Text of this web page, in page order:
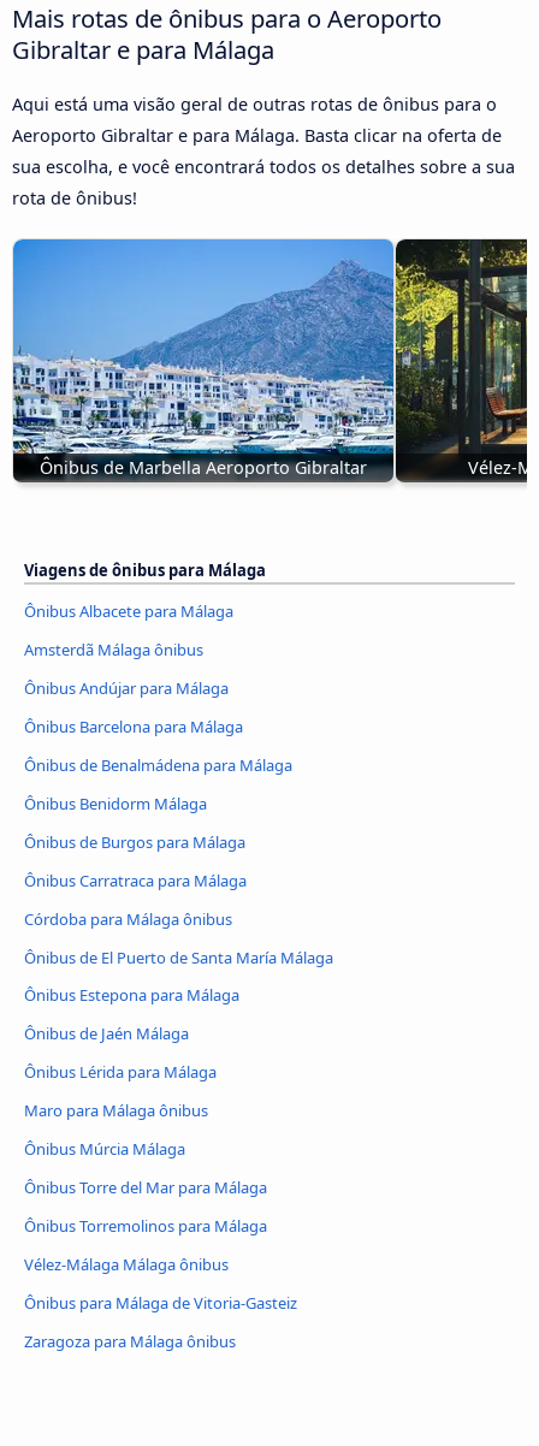
Mais rotas de ônibus para o Aeroporto
Gibraltar e para Málaga
Aqui está uma visão geral de outras rotas de ônibus para o
Aeroporto Gibraltar e para Málaga. Basta clicar na oferta de
sua escolha, e você encontrará todos os detalhes sobre a sua
rota de ônibus!
Ônibus de Marbella Aeroporto Gibraltar Vélez-
Viagens de ônibus para Málaga
Ônibus Albacete para Málaga
Amsterdã Málaga ônibus
Ônibus Andújar para Málaga
Ônibus Barcelona para Málaga
Ônibus de Benalmádena para Málaga
Ônibus Benidorm Málaga
Ônibus de Burgos para Málaga
Ônibus Carratraca para Málaga
Córdoba para Málaga ônibus
Ônibus de El Puerto de Santa María Málaga
Ônibus Estepona para Málaga
Ônibus de Jaén Málaga
Ônibus Lérida para Málaga
Maro para Málaga ônibus
Ônibus Múrcia Málaga
Ônibus Torre del Mar para Málaga
Ônibus Torremolinos para Málaga
Vélez-Málaga Málaga ônibus
Ônibus para Málaga de Vitoria-Gasteiz
Zaragoza para Málaga ônibus